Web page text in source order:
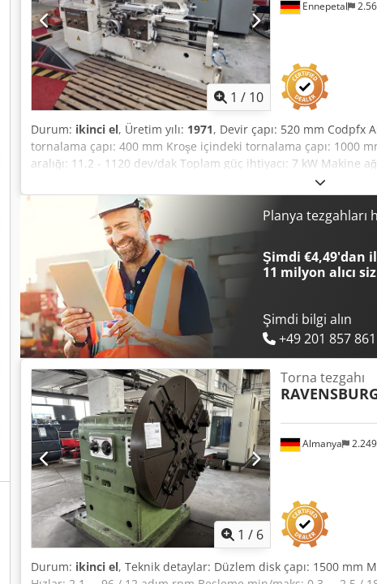
1 / 10
Ennepetal
Durum: ikinci el, Üretim yılı: 1971, Devir çapı: 520 mm Codpfx
tornalama çapı: 400 mm Kroşe içindeki tornalama çapı: 1000
aralığı: 11,2 - 1120 dev/dak Toplam güç ihtiyacı: 7 kW Makine
2,7 x 1,7 x 1,7 m Makine, hızlı değiştirme takımlı 4'lü çelik
Planya tezgahları
Şimdi €4,49'dan
11 milyon alıcı
Şimdi bilgi alın
+49 201 857
1 / 6
Almanya
Torna tezgahı
Durum: ikinci el, Teknik detaylar: Düzlem disk çapı: 1500 mm